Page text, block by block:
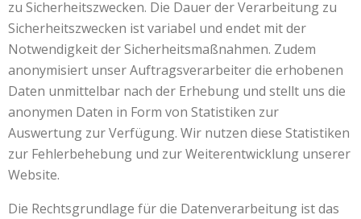
zu Sicherheitszwecken. Die Dauer der Verarbeitung zu
Sicherheitszwecken ist variabel und endet mit der
Notwendigkeit der Sicherheitsmaßnahmen. Zudem
anonymisiert unser Auftragsverarbeiter die erhobenen
Daten unmittelbar nach der Erhebung und stellt uns die
anonymen Daten in Form von Statistiken zur
Auswertung zur Verfügung. Wir nutzen diese Statistiken
zur Fehlerbehebung und zur Weiterentwicklung unserer
Website.
Die Rechtsgrundlage für die Datenverarbeitung ist das